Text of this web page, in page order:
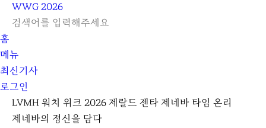
WWG2026
L
G
I
N
S
A
R
C
H
닫
l
e
a
r
검
색
하
기
홈
메뉴
최신기사
로그인
LVMH 워치 위크 2026 제랄드 젠타 제네바 타임 온리
제네바의 정신을 담다